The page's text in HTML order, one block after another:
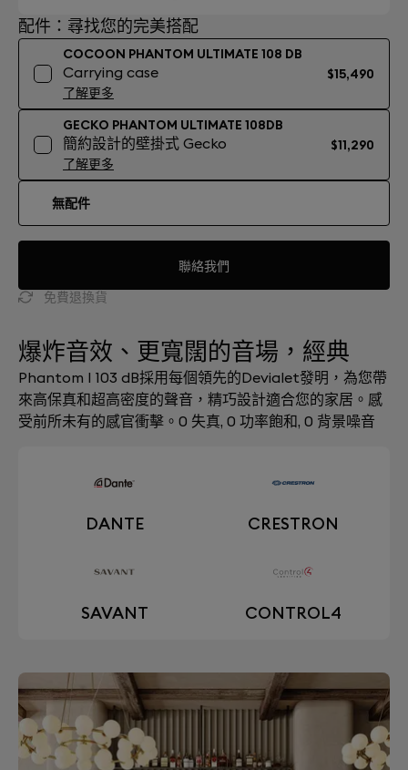
配件：尋找您的完美搭配
COCOON PHANTOM ULTIMATE 108 DB
Carrying case
了解更多
$15,490
GECKO PHANTOM ULTIMATE 108DB
簡約設計的壁掛式 Gecko
了解更多
$11,290
無配件
聯絡我們
免費退換貨
爆炸音效、更寬闊的音場，經典
Phantom I 103 dB採用每個領先的Devial​​et發明，為您帶
來高保真和超高密度的聲音，精巧設計適合您的家居。感
受前所未有的感官衝擊。0 失真, 0 功率飽和, 0 背景噪音
DANTE CRESTRON
SAVANT CONTROL4